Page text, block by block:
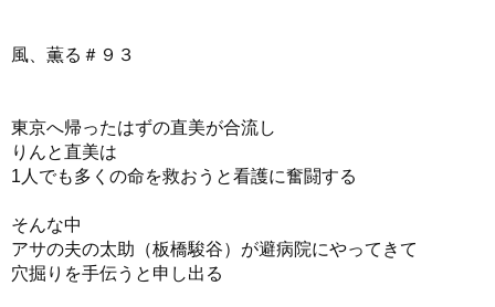
風、薫る＃９３
東京へ帰ったはずの直美が合流し
りんと直美は
1人でも多くの命を救おうと看護に奮闘する
そんな中
アサの夫の太助（板橋駿谷）が避病院にやってきて
穴掘りを手伝うと申し出る